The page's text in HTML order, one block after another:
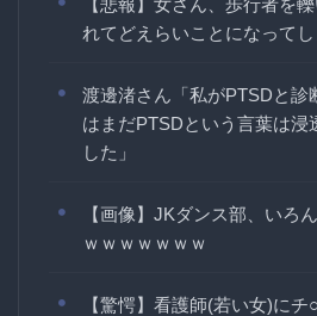
れてどえらいことになって
渡邊渚さん「私がPTSDと診
はまだPTSDという言葉は浸
した」
【画像】JKダンス部、いろ
ｗｗｗｗｗｗｗ
【驚愕】看護師(若い女)に